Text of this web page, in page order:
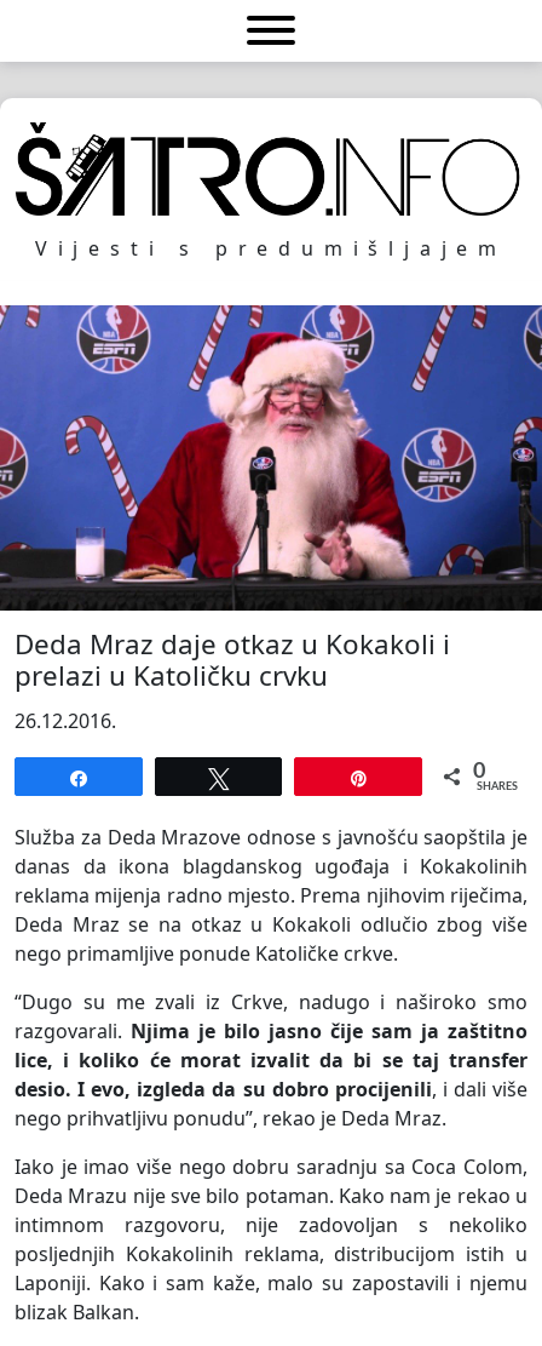
Vijesti s predumišljajem
Deda Mraz daje otkaz u Kokakoli i
prelazi u Katoličku crvku
26.12.2016.
0
SHARES
Služba za Deda Mrazove odnose s javnošću saopštila je
danas da ikona blagdanskog ugođaja i Kokakolinih
reklama mijenja radno mjesto. Prema njihovim riječima,
Deda Mraz se na otkaz u Kokakoli odlučio zbog više
nego primamljive ponude Katoličke crkve.
“Dugo su me zvali iz Crkve, nadugo i naširoko smo
razgovarali. Njima je bilo jasno čije sam ja zaštitno
lice, i koliko će morat izvalit da bi se taj transfer
desio. I evo, izgleda da su dobro procijenili, i dali više
nego prihvatljivu ponudu”, rekao je Deda Mraz.
Iako je imao više nego dobru saradnju sa Coca Colom,
Deda Mrazu nije sve bilo potaman. Kako nam je rekao u
intimnom razgovoru, nije zadovoljan s nekoliko
posljednjih Kokakolinih reklama, distribucijom istih u
Laponiji. Kako i sam kaže, malo su zapostavili i njemu
blizak Balkan.